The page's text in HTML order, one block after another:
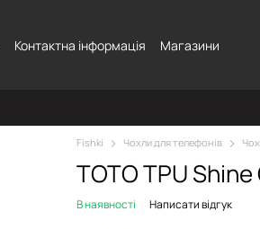
Контактна інформація Магазини
Fishki Чохли для телефонів
TOTO TPU
В наявності Написати відгук